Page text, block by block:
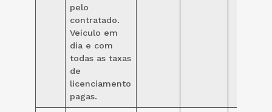
pelo
contratado.
Veículo em
dia e com
todas as taxas
de
licenciamento
pagas.